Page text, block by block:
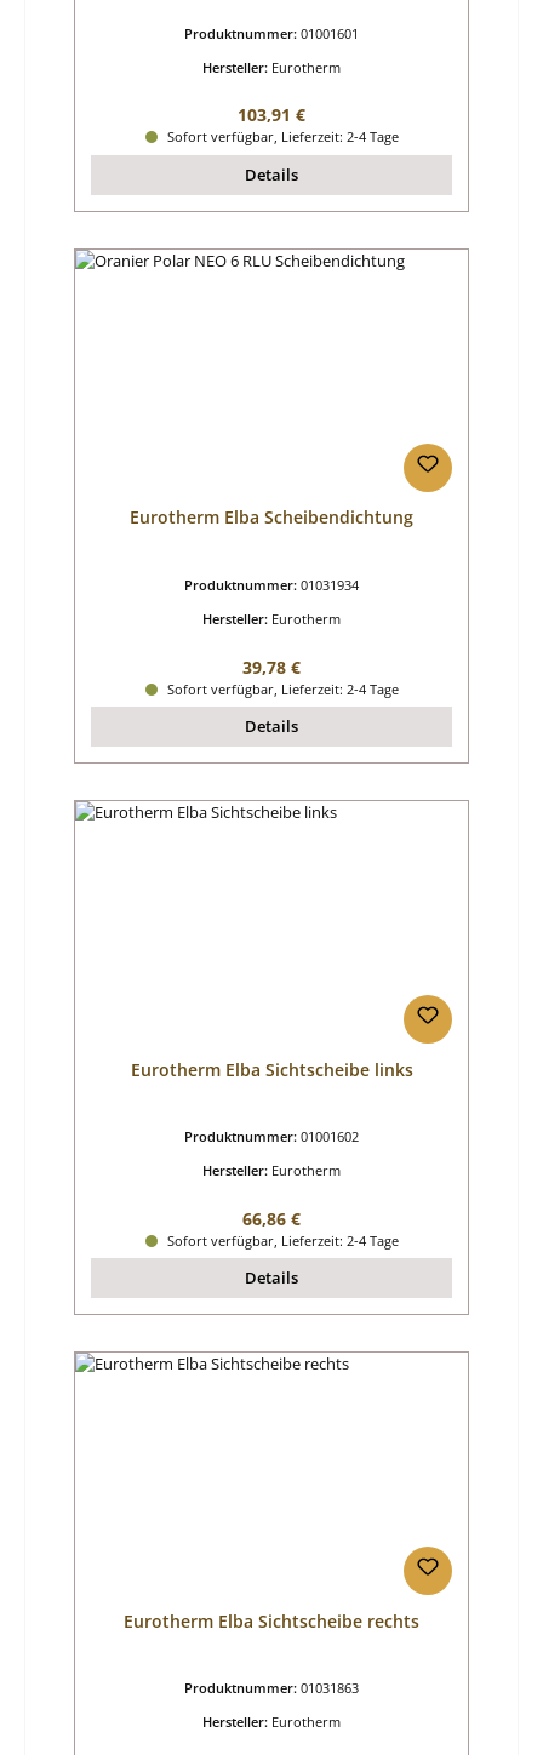
Produktnummer: 01001601
Hersteller: Eurotherm
Regulärer Preis:
103,91 €
Sofort verfügbar, Lieferzeit: 2-4 Tage
Details
Eurotherm Elba Scheibendichtung
Produktnummer: 01031934
Hersteller: Eurotherm
Regulärer Preis:
39,78 €
Sofort verfügbar, Lieferzeit: 2-4 Tage
Details
Eurotherm Elba Sichtscheibe links
Produktnummer: 01001602
Hersteller: Eurotherm
Regulärer Preis:
66,86 €
Sofort verfügbar, Lieferzeit: 2-4 Tage
Details
Eurotherm Elba Sichtscheibe rechts
Produktnummer: 01031863
Hersteller: Eurotherm